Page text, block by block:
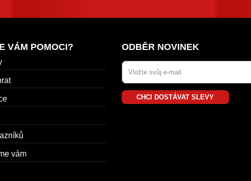
VÁM POMOCI?
vám
ODBĚR NOVINEK
CHCI DOSTÁVAT SLEVY